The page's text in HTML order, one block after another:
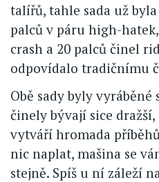
talířů, tahle sada už
palců v páru high-
crash a 20 palců činel
odpovídalo tradičnímu
Obě sady byly
činely bývají sice
vytváří hromada
nic naplat, mašina se
stejně. Spíš u ní záleží